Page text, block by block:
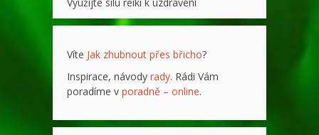
Víte Jak zhubnout přes břicho?
Inspirace, návody rady. Rádi Vám
poradíme v poradně – online.